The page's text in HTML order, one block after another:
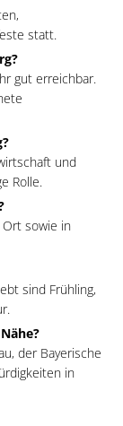
statt.
gut erreichbar.
und
Rolle.
sowie in
sind Frühling,
der Bayerische
in